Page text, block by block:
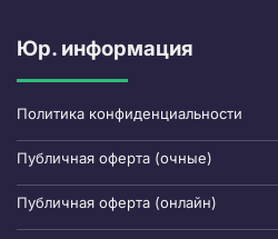
Юр. информация
Политика конфиденциальности
Публичная оферта (очные)
Публичная оферта (онлайн)